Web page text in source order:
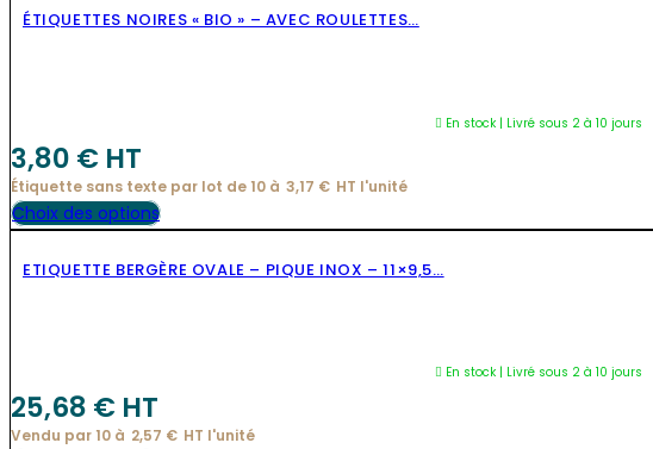
a
être
choisies
sur
ÉTIQUETTES NOIRES « BIO » – AVEC ROULETTES…
En stock | Livré sous 2 à 10 jours
3,80 € HT
Étiquette sans texte par lot de 10 à 3,17 € HT l'unité
Choix des optionsCe
a
ETIQUETTE BERGÈRE OVALE – PIQUE INOX – 11×9,5…
En stock | Livré sous 2 à 10 jours
25,68 € HT
Vendu par 10 à 2,57 € HT l'unité